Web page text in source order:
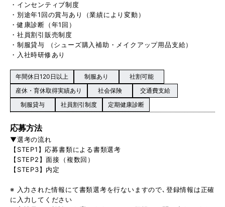
・インセンティブ制度
・別途年1回の賞与あり（業績により変動）
・健康診断（年1回）
・社員割引販売制度
・制服貸与 （シューズ購入補助・メイクアップ用品支給）
・入社時研修あり
年間休日120日以上 制服あり
社割可能
産休・育休取得実績あり
社会保険
交通費支給
制服貸与
社員割引制度 定期健康診断
応募方法
▼選考の流れ
【STEP1】応募書類による書類選考
【STEP2】面接（複数回）
【STEP3】内定
※ 入力された情報にて書類選考を行ないますので､登録情報は正確
に入力してください